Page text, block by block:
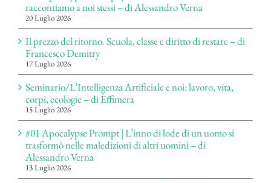
raccontiamo a noi stessi – di Alessandro Verna
20 Luglio 2026
Il prezzo del ritorno. Scuola, classe e diritto di restare – di
Francesco Demitry
17 Luglio 2026
Seminario/L’Intelligenza Artificiale e noi: lavoro, vita,
corpi, ecologie – di Effimera
15 Luglio 2026
#01 Apocalypse Prompt | L’inno di lode di un uomo si
trasformò nelle maledizioni di altri uomini – di
Alessandro Verna
13 Luglio 2026